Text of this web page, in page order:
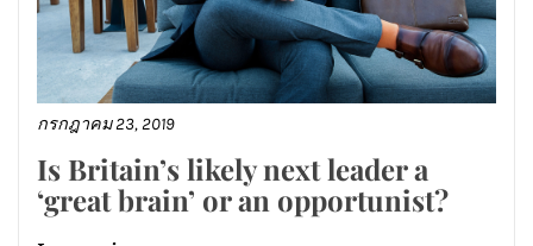
กรกฎาคม 23, 2019
Is Britain’s likely next leader a
‘great brain’ or an opportunist?